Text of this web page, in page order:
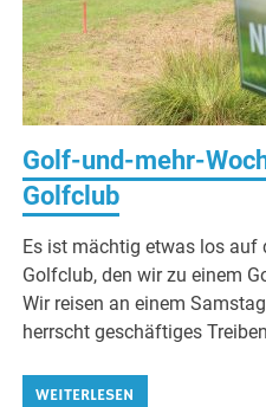
Golf-und-mehr-
Golfclub
Es ist mächtig etwas los auf
Golfclub, den wir zu einem
Wir reisen an einem
herrscht geschäftiges
WEITERLESEN